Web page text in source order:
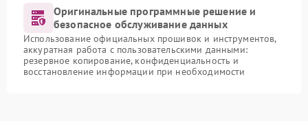
Оригинальные программные решение и
безопасное обслуживание данных
Использование официальных прошивок и инструментов,
аккуратная работа с пользовательскими данными:
резервное копирование, конфиденциальность и
восстановление информации при необходимости